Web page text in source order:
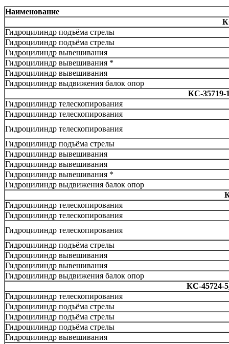
Наименование
Гидроцилиндр подъёма стрелы
Гидроцилиндр подъёма стрелы
Гидроцилиндр вывешивания
Гидроцилиндр вывешивания *
Гидроцилиндр вывешивания
Гидроцилиндр выдвижения балок опор
КС-35719-
Гидроцилиндр телескопирования
Гидроцилиндр телескопирования
Гидроцилиндр телескопирования
Гидроцилиндр подъёма стрелы
Гидроцилиндр вывешивания
Гидроцилиндр вывешивания
Гидроцилиндр вывешивания *
Гидроцилиндр выдвижения балок опор
Гидроцилиндр телескопирования
Гидроцилиндр телескопирования
Гидроцилиндр телескопирования
Гидроцилиндр подъёма стрелы
Гидроцилиндр вывешивания
Гидроцилиндр вывешивания
Гидроцилиндр выдвижения балок опор
КС-45724-
Гидроцилиндр телескопирования
Гидроцилиндр подъёма стрелы
Гидроцилиндр подъёма стрелы
Гидроцилиндр подъёма стрелы
Гидроцилиндр вывешивания